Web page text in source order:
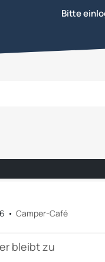
Bitte
Camper-Café
bleibt zu